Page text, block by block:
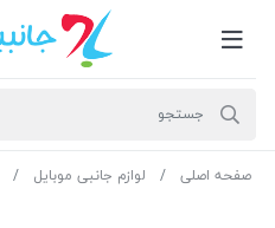
صفحه اصلی لوازم جانبی موبایل